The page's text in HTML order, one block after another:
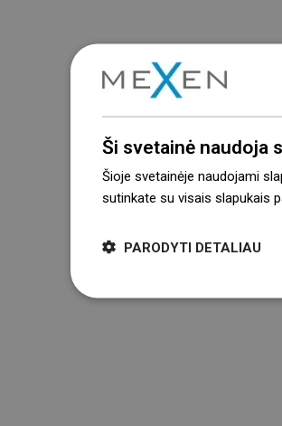
Ši svetainė naudoja
Šioje svetainėje naudojami
sutinkate su visais slapukais
PARODYTI DETALIAU